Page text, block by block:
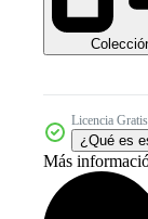
Licencia Gratis
¿Qué es
Más